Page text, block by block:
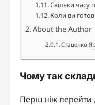
Скільки часу
Коли ви
About the Author
Стаценко
Чому так
Перш ніж перейти